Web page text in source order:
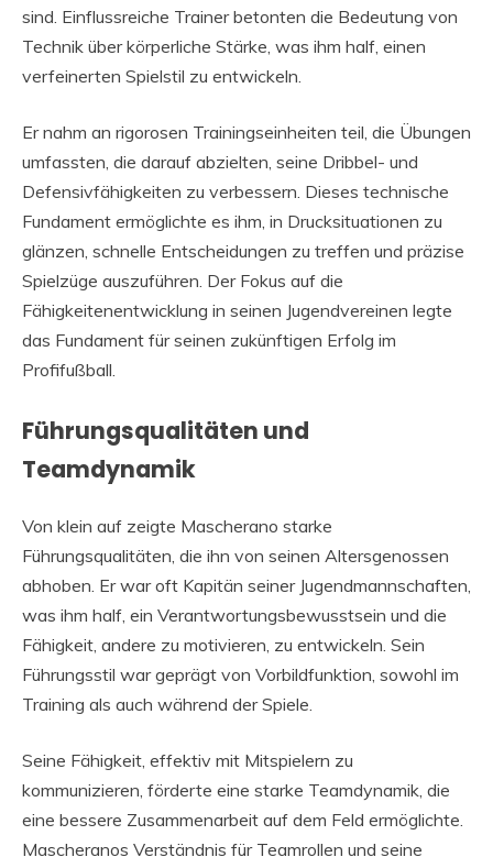
sind. Einflussreiche Trainer betonten die Bedeutung von
Technik über körperliche Stärke, was ihm half, einen
verfeinerten Spielstil zu entwickeln.
Er nahm an rigorosen Trainingseinheiten teil, die Übungen
umfassten, die darauf abzielten, seine Dribbel- und
Defensivfähigkeiten zu verbessern. Dieses technische
Fundament ermöglichte es ihm, in Drucksituationen zu
glänzen, schnelle Entscheidungen zu treffen und präzise
Spielzüge auszuführen. Der Fokus auf die
Fähigkeitenentwicklung in seinen Jugendvereinen legte
das Fundament für seinen zukünftigen Erfolg im
Profifußball.
Führungsqualitäten und
Teamdynamik
Von klein auf zeigte Mascherano starke
Führungsqualitäten, die ihn von seinen Altersgenossen
abhoben. Er war oft Kapitän seiner Jugendmannschaften,
was ihm half, ein Verantwortungsbewusstsein und die
Fähigkeit, andere zu motivieren, zu entwickeln. Sein
Führungsstil war geprägt von Vorbildfunktion, sowohl im
Training als auch während der Spiele.
Seine Fähigkeit, effektiv mit Mitspielern zu
kommunizieren, förderte eine starke Teamdynamik, die
eine bessere Zusammenarbeit auf dem Feld ermöglichte.
Mascheranos Verständnis für Teamrollen und seine